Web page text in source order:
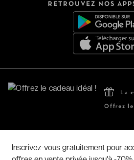
RETROUVEZ NOS
La
Offrez le
Hôtels par pays
Inscrivez-vous gratuitement pour